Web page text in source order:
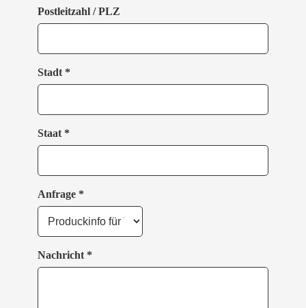
Postleitzahl / PLZ
Stadt *
Staat *
Anfrage *
Nachricht *